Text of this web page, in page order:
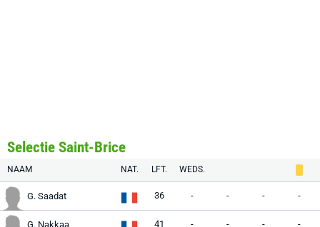
Selectie Saint-Brice
NAAM NAT. LFT. WEDS.
G. Saadat 36 - - - -
G. Nakkaa 41 - - - -